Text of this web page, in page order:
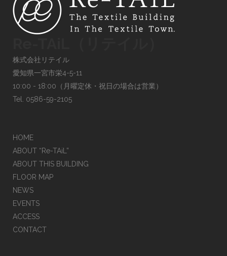
株式会社リテイル
愛知県一宮市栄4-5-11
10:00 - 18:00（月曜定休・祝日の場合は営業）
Tel. 0586-59-2105
HOME
ABOUT “Re-TAiL”
ABOUT THIS BUILDING
FLOOR MAP
NEWS
EVENTS
ACCESS
CONTACT